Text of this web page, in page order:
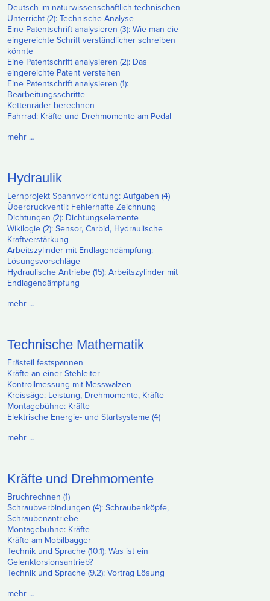
Deutsch im naturwissenschaftlich-technischen
Unterricht (2): Technische Analyse
Eine Patentschrift analysieren (3): Wie man die
eingereichte Schrift verständlicher schreiben
könnte
Eine Patentschrift analysieren (2): Das
eingereichte Patent verstehen
Eine Patentschrift analysieren (1):
Bearbeitungsschritte
Kettenräder berechnen
Fahrrad: Kräfte und Drehmomente am Pedal
mehr …
Hydraulik
Lernprojekt Spannvorrichtung: Aufgaben (4)
Überdruckventil: Fehlerhafte Zeichnung
Dichtungen (2): Dichtungselemente
Wikilogie (2): Sensor, Carbid, Hydraulische
Kraftverstärkung
Arbeitszylinder mit Endlagendämpfung:
Lösungsvorschläge
Hydraulische Antriebe (15): Arbeitszylinder mit
Endlagendämpfung
mehr …
Technische Mathematik
Frästeil festspannen
Kräfte an einer Stehleiter
Kontrollmessung mit Messwalzen
Kreissäge: Leistung, Drehmomente, Kräfte
Montagebühne: Kräfte
Elektrische Energie- und Startsysteme (4)
mehr …
Kräfte und Drehmomente
Bruchrechnen (1)
Schraubverbindungen (4): Schraubenköpfe,
Schraubenantriebe
Montagebühne: Kräfte
Kräfte am Mobilbagger
Technik und Sprache (10.1): Was ist ein
Gelenktorsionsantrieb?
Technik und Sprache (9.2): Vortrag Lösung
mehr …